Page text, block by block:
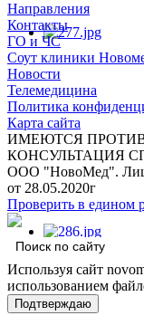
Направления
Контакты
ГО и ЧС
Соут клиники
Новости
Телемедицина
Политика
Карта сайта
ИМЕЮТСЯ
КОНСУЛЬТАЦИЯ
ООО "НовоМед".
от 28.05.2020г
Проверить в едином
Используя сайт
использованием
Подтверждаю